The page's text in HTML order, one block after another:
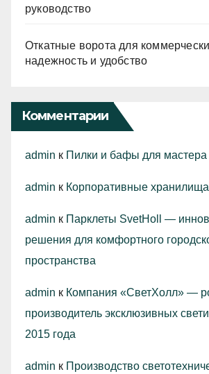
руководство
Откатные ворота для
надежность и удобство
Комментарии
admin к Пилки и бафы для
admin к Корпоративные
admin к Парклеты SvetHoll —
решения для комфортного
пространства
admin к Компания «СветХолл» —
производитель эксклюзивных
2015 года
admin к Производство